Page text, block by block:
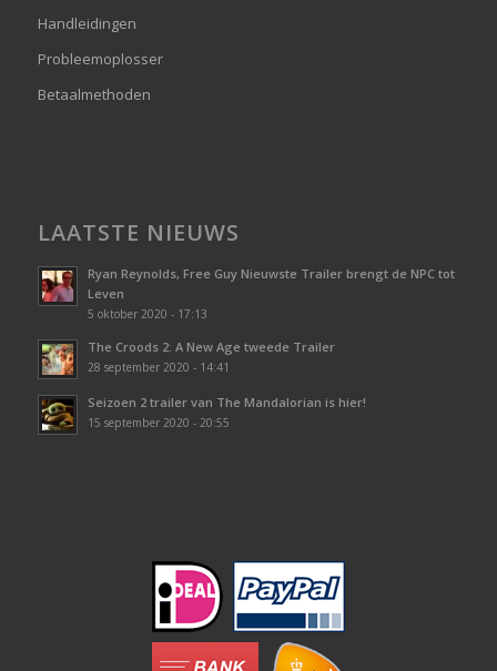
Handleidingen
Probleemoplosser
Betaalmethoden
LAATSTE NIEUWS
Ryan Reynolds, Free Guy Nieuwste Trailer brengt de NPC tot
Leven
5 oktober 2020 - 17:13
The Croods 2: A New Age tweede Trailer
28 september 2020 - 14:41
Seizoen 2 trailer van The Mandalorian is hier!
15 september 2020 - 20:55